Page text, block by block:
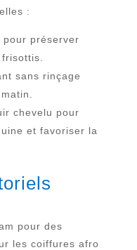
:
préserver
sans rinçage
chevelu pour
et favoriser la
pour des
les coiffures afro